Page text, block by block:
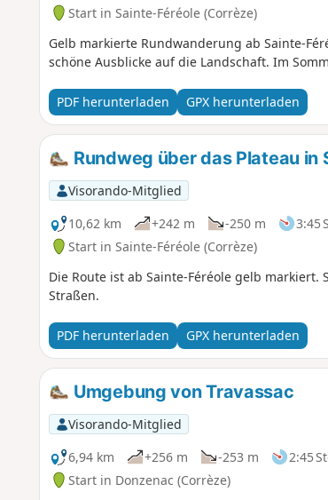
Start in Sainte-Féréole (Corrèze)
Gelb markierte Rundwanderung ab Sainte-
schöne Ausblicke auf die Landschaft. Im
PDF herunterladen GPX herunterladen
Rundweg über das Plateau in
Visorando-Mitglied
10,62 km
+242 m -250 m 3:45
Start in Sainte-Féréole (Corrèze)
Die Route ist ab Sainte-Féréole gelb
Straßen.
PDF herunterladen GPX herunterladen
Umgebung von Travassac
Visorando-Mitglied
6,94 km
+256 m -253 m 2:45
Start in Donzenac (Corrèze)